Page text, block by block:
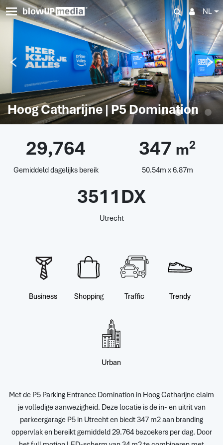
NL
Hoog Catharijne | P5 Domination
29,764
Gemiddeld dagelijks bereik
347 m2
50.54m x 6.87m
3511DX
Utrecht
Business Shopping Traffic Trendy
Urban
Met de P5 Parking Entrance Domination in Hoog Catharijne claim
je volledige aanwezigheid. Deze locatie is de in- en uitrit van
parkeergarage P5 in Utrecht en biedt 347 m2 aan branding
oppervlak en bereikt gemiddeld 29.764 bezoekers per dag. Door